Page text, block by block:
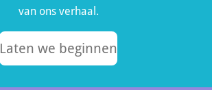
van ons verhaal.
Laten we beginnen